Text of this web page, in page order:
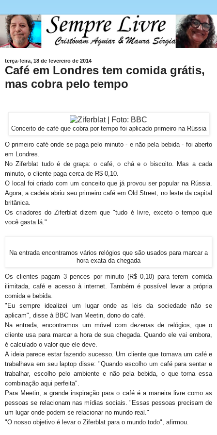
terça-feira, 18 de fevereiro de 2014
Café em Londres tem comida grátis,
mas cobra pelo tempo
Conceito de café que cobra por tempo foi aplicado primeiro na Rússia
O primeiro café onde se paga pelo minuto - e não pela bebida - foi aberto
em Londres.
No Ziferblat tudo é de graça: o café, o chá e o biscoito. Mas a cada
minuto, o cliente paga cerca de R$ 0,10.
O local foi criado com um conceito que já provou ser popular na Rússia.
Agora, a cadeia abriu seu primeiro café em Old Street, no leste da capital
britânica.
Os criadores do Ziferblat dizem que "tudo é livre, exceto o tempo que
você gasta lá."
Na entrada encontramos vários relógios que são usados para marcar a
hora exata da chegada
Os clientes pagam 3 pences por minuto (R$ 0,10) para terem comida
ilimitada, café e acesso à internet. Também é possível levar a própria
comida e bebida.
"Eu sempre idealizei um lugar onde as leis da sociedade não se
aplicam", disse à BBC Ivan Meetin, dono do café.
Na entrada, encontramos um móvel com dezenas de relógios, que o
cliente usa para marcar a hora de sua chegada. Quando ele vai embora,
é calculado o valor que ele deve.
A ideia parece estar fazendo sucesso. Um cliente que tomava um café e
trabalhava em seu laptop disse: "Quando escolho um café para sentar e
trabalhar, escolho pelo ambiente e não pela bebida, o que torna essa
combinação aqui perfeita".
Para Meetin, a grande inspiração para o café é a maneira livre como as
pessoas se relacionam nas mídias sociais. "Essas pessoas precisam de
um lugar onde podem se relacionar no mundo real."
"O nosso objetivo é levar o Ziferblat para o mundo todo", afirmou.